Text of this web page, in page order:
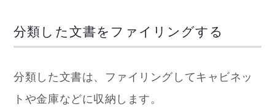
分類した文書をファイリングする
分類した文書は、ファイリングしてキャビネッ
トや金庫などに収納します。